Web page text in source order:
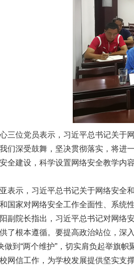
三位党员表示，习近平总书记关于网
们深受鼓舞，坚决贯彻落实，将
建设，科学设置网络安全教学内容
表示，习近平总书记关于网络安全
国家对网络安全工作全面性、系统
阳副院长指出，习近平总书记对网络
了根本遵循。要提高政治站位，
做到“两个维护”，切实肩负起举旗帜
网信工作，为学校发展提供坚实支撑